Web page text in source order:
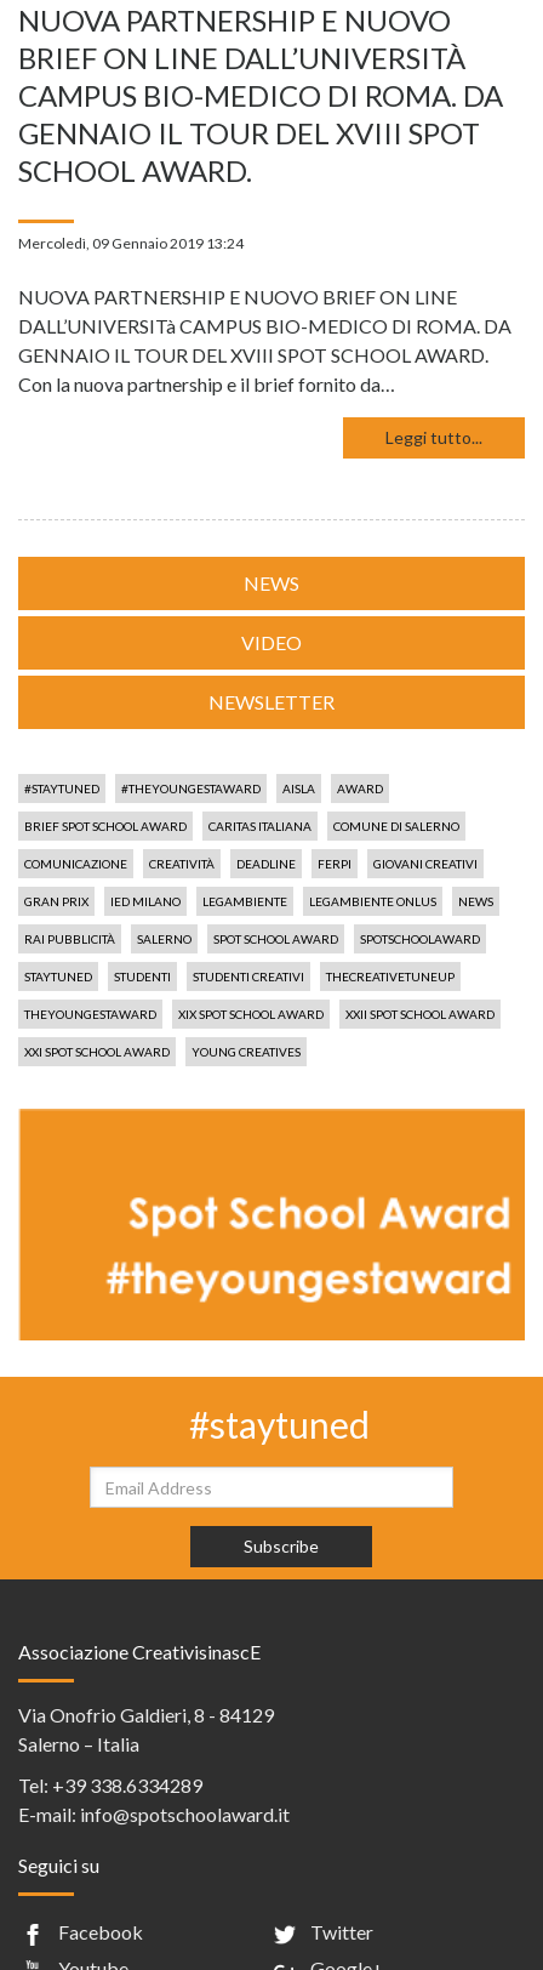
NUOVA PARTNERSHIP E NUOVO
BRIEF ON LINE DALL’UNIVERSITÀ
CAMPUS BIO-MEDICO DI ROMA. DA
GENNAIO IL TOUR DEL XVIII SPOT
SCHOOL AWARD.
Mercoledì, 09 Gennaio 2019 13:24
NUOVA PARTNERSHIP E NUOVO BRIEF ON LINE
DALL’UNIVERSITà CAMPUS BIO-MEDICO DI ROMA. DA
GENNAIO IL TOUR DEL XVIII SPOT SCHOOL AWARD.
Con la nuova partnership e il brief fornito da…
Leggi tutto...
NEWS
VIDEO
NEWSLETTER
#STAYTUNED #THEYOUNGESTAWARD AISLA AWARD
BRIEF SPOT SCHOOL AWARD CARITAS ITALIANA COMUNE DI SALERNO
COMUNICAZIONE CREATIVITÀ DEADLINE FERPI GIOVANI CREATIVI
GRAN PRIX IED MILANO LEGAMBIENTE LEGAMBIENTE ONLUS NEWS
RAI PUBBLICITÀ SALERNO SPOT SCHOOL AWARD SPOTSCHOOLAWARD
STAYTUNED STUDENTI STUDENTI CREATIVI THECREATIVETUNEUP
THEYOUNGESTAWARD XIX SPOT SCHOOL AWARD XXII SPOT SCHOOL AWARD
XXI SPOT SCHOOL AWARD YOUNG CREATIVES
#staytuned
Associazione CreativisinascE
Via Onofrio Galdieri, 8 - 84129
Salerno – Italia
Tel: +39 338.6334289
E-mail: info@spotschoolaward.it
Seguici su
Facebook
Twitter